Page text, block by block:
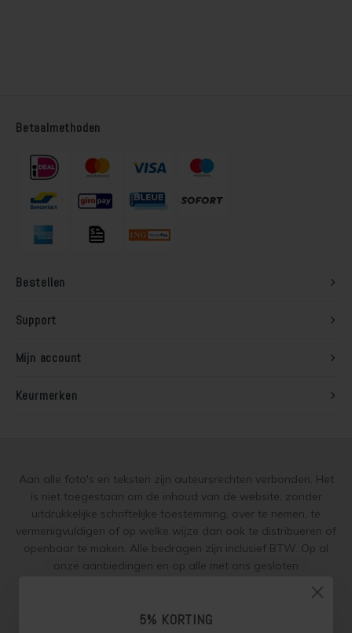
Betaalmethoden
Bestellen
Support
Mijn account
Keurmerken
Aan alle foto's en teksten zijn auteursrechten verbonden. Het
is niet toegestaan om de inhoud van de website, zonder
uitdrukkelijke schriftelijke toestemming, over te nemen, te
vermenigvuldigen of op welke wijze dan ook te distribueren of
openbaar te maken. Alle bedragen zijn inclusief BTW. Op al
onze aanbiedingen en op alle met ons gesloten
en de
Aanvullende Voorwaarden van toepassing. Onze adviezen
5% KORTING